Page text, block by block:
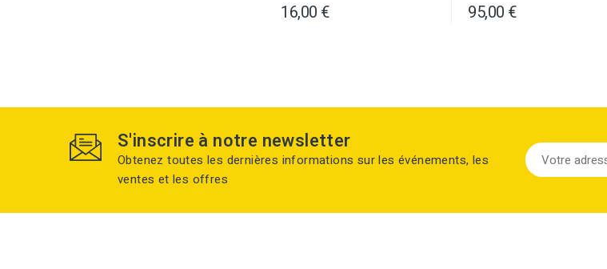
16,00 € 95,00 €
S'inscrire à notre newsletter
Obtenez toutes les dernières informations sur les événements, les
ventes et les offres